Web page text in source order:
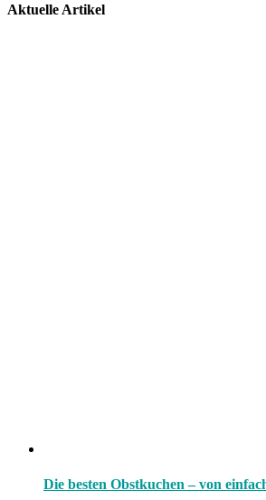
Aktuelle Artikel
Die besten Obstkuchen – von